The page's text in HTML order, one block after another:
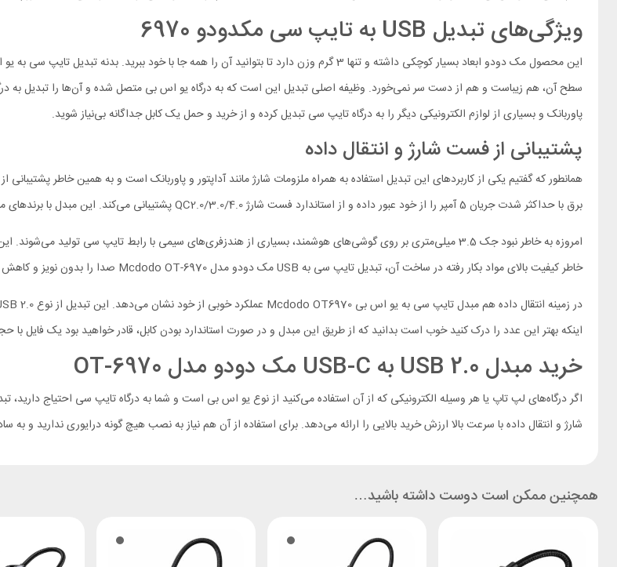
ویژگی‌های تبدیل USB به تایپ سی مکدودو 6970
سطح آن، هم زیباست و هم از دست سر نمی‌خورد. وظیفه اصلی تبدیل این است که به درگاه یو اس بی متصل شده و آن‌ها را تبدیل به
پاوربانک و بسیاری از لوازم الکترونیکی دیگر را به درگاه تایپ سی تبدیل کرده و از خرید و حمل یک کابل جداگانه بی‌نیاز شوید.
پشتیبانی از فست شارژ و انتقال داده
برق با حداکثر شدت جریان 5 آمپر را از خود عبور داده و از استاندارد فست شارژ QC2.0/3.0/4.0 پشتیبانی می‌کند. این مبدل با برندهای مطرحی همچون سامسونگ، شیائومی، هواوی، اپو و ویو سازگاری کامل دارد.
امروزه به خاطر نبود جک 3.5 میلی‌متری بر روی گوشی‌های هوشمند، بسیاری از هندزفری‌های سیمی با رابط تایپ سی
خاطر کیفیت بالای مواد بکار رفته در ساخت آن، تبدیل تایپ سی به USB مک دودو مدل Mcdodo OT-6970 صدا را بدون نویز و کاهش کیفیت انتقال می‌دهد.
اینکه بهتر این عدد را درک کنید خوب است بدانید که از طریق این مبدل و در صورت استاندارد بودن کابل، قادر خواهید بود یک فایل با حجم 3.6 گیگابایت را در مدت تنها یک دقیقه بین دو دستگاه جابه‌جا
خرید مبدل USB 2.0 به USB-C مک دودو مدل OT-6970
شارژ و انتقال داده با سرعت بالا ارزش خرید بالایی را ارائه می‌دهد. برای استفاده از آن هم نیاز به نصب هیچ گونه درایوری ندارید و به
همچنین ممکن است دوست داشته باشید…